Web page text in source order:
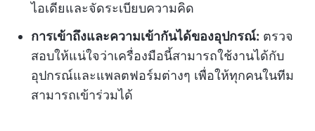
ไอเดียและจัดระเบียบความคิด
การเข้าถึงและความเข้ากันได้ของอุปกรณ์: ตรวจ
สอบให้แน่ใจว่าเครื่องมือนี้สามารถใช้งานได้กับ
อุปกรณ์และแพลตฟอร์มต่างๆ เพื่อให้ทุกคนในทีม
สามารถเข้าร่วมได้